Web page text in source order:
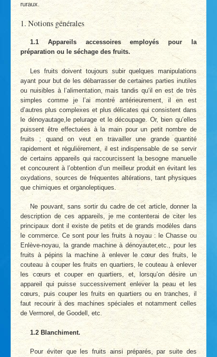
ruraux.
1. Notions générales
1.1 Appareils accessoires employés pour la
préparation ou le séchage des fruits.
Les fruits doivent toujours subir quelques manipulations
ayant pour but de les débarrasser de certaines parties inutiles
ou nuisibles à l’alimentation, mais tandis qu’il en est de très
simples comme je l’ai montré antérieurement, il en est
d’autres plus complexes et plus délicates qui consistent dans
le dénoyautage,le pelurage et le découpage. Or, bien qu’elles
puissent être effectuées à la main pour un petit nombre de
fruits ; quand on veut en travailler une grande quantité
rapidement et régulièrement, il est indispensable de se servir
de certains appareils qui raccourcissent la besogne manuelle
et concourent à l’obtention d’un meilleur produit en évitant les
oxydations, sources de fréquentes altérations, tant physiques
que chimiques et organoleptiques.
Ne pouvant, sans sortir du cadre de cet article, donner la
description de ces appareils, je me contenterai de citer les
principaux dont il existe de petits et de grands modèles dans
le commerce. Ce sont pour les fruits à noyau : le Chasse ou
Enlève-noyau, la grande machine à dénoyauter,etc., pour les
fruits à pépins la machine à enlever le cœur des fruits, le
couteau à couper les fruits en quartiers, le couteau à enlever
les cœurs et couper en quartiers, et, lorsqu’on désire un
appareil qui puisse successivement enlever la peau et les
cœurs, puis couper les fruits en quartiers ou en tranches, il
faut recourir à des machines spéciales et notamment celles
de Vermorel, de Goodell, etc.
1.2 Blanchiment.
Pour éviter que les fruits ainsi préparés, par suite des